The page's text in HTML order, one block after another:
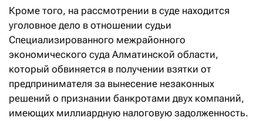
Кроме того, на рассмотрении в суде находится
уголовное дело в отношении судьи
Специализированного межрайонного
экономического суда Алматинской области,
который обвиняется в получении взятки от
предпринимателя за вынесение незаконных
решений о признании банкротами двух компаний,
имеющих миллиардную налоговую задолженность.